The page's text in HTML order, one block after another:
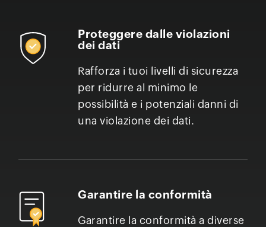
Proteggere dalle violazioni
dei dati
Rafforza i tuoi livelli di sicurezza
per ridurre al minimo le
possibilità e i potenziali danni di
una violazione dei dati.
Garantire la conformità
Garantire la conformità a diverse